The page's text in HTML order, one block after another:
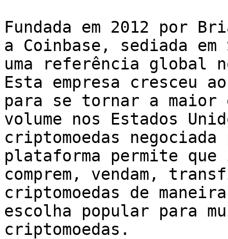
Fundada em 2012 por
a Coinbase, sediada
uma referência global
Esta empresa cresceu
para se tornar a maior
volume nos Estados
criptomoedas
plataforma permite que
comprem, vendam,
criptomoedas de
escolha popular para
criptomoedas.